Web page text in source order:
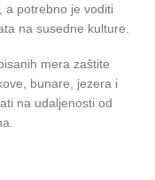
a potrebno je voditi
na susedne kulture.
mera zaštite
bunare, jezera i
na udaljenosti od